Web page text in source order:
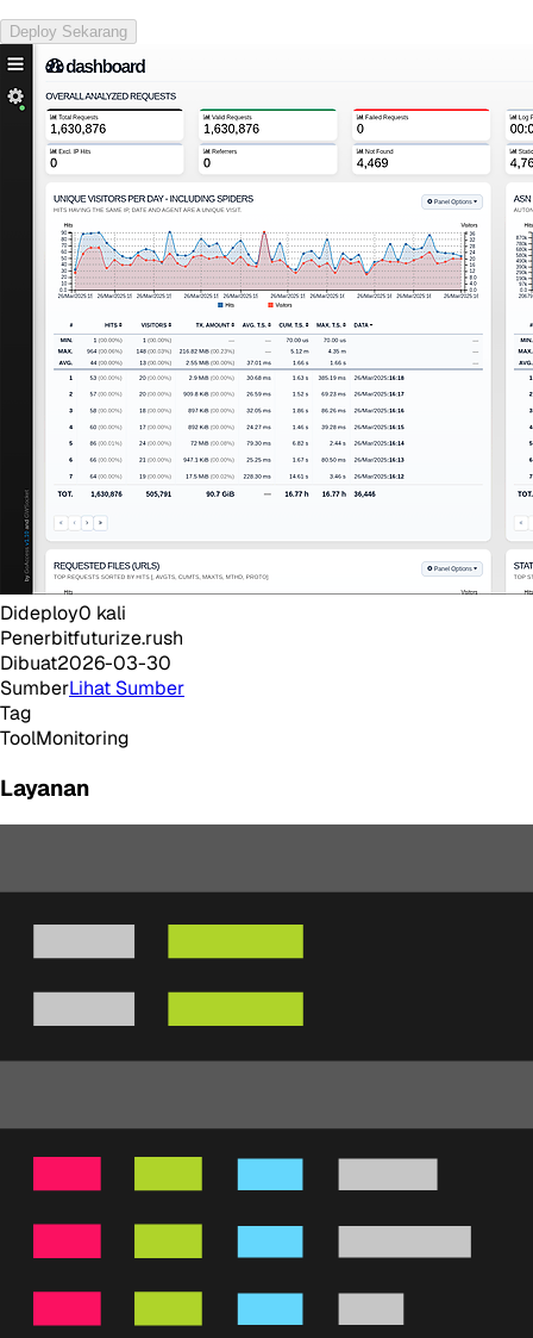
Deploy Sekarang
Dideploy0 kali
Penerbitfuturize.rush
Dibuat2026-03-30
SumberLihat Sumber
Tag
ToolMonitoring
Layanan